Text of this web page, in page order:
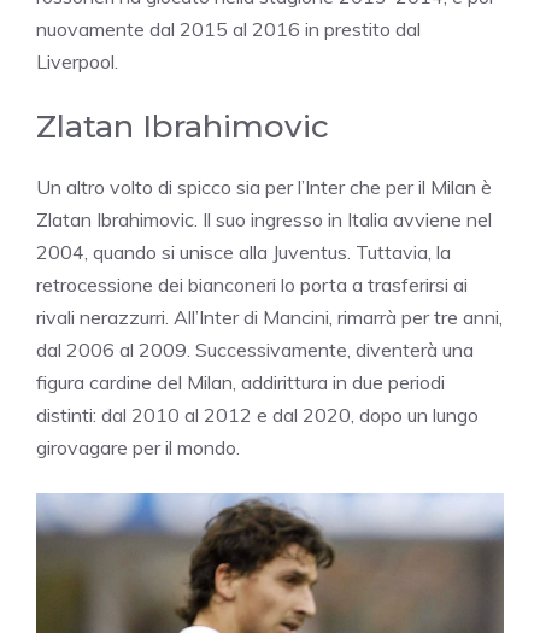
nuovamente dal 2015 al 2016 in prestito dal
Liverpool.
Zlatan Ibrahimovic
Un altro volto di spicco sia per l’Inter che per il Milan è
Zlatan Ibrahimovic. Il suo ingresso in Italia avviene nel
2004, quando si unisce alla Juventus. Tuttavia, la
retrocessione dei bianconeri lo porta a trasferirsi ai
rivali nerazzurri. All’Inter di Mancini, rimarrà per tre anni,
dal 2006 al 2009. Successivamente, diventerà una
figura cardine del Milan, addirittura in due periodi
distinti: dal 2010 al 2012 e dal 2020, dopo un lungo
girovagare per il mondo.